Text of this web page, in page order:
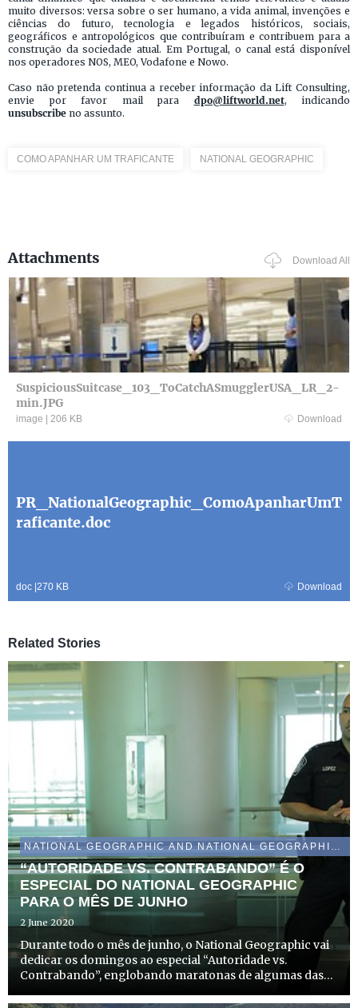
muito diversos: versa sobre o ser humano, a vida animal, invenções e
ciências do futuro, tecnologia e legados históricos, sociais,
geográficos e antropológicos que contribuíram e contribuem para a
construção da sociedade atual. Em Portugal, o canal está disponível
nos operadores NOS, MEO, Vodafone e Nowo.
Caso não pretenda continua a receber informação da Lift Consulting,
envie por favor mail para dpo@liftworld.net, indicando
unsubscribe no assunto.
COMO APANHAR UM TRAFICANTE NATIONAL GEOGRAPHIC
Attachments Download All
SuspiciousSuitcase_103_ToCatchASmugglerUSA_LR_2-
min.JPG
image | 206 KB Download
PR_NationalGeographic_ComoApanharUmT
raficante.doc
doc |270 KB Download
Related Stories
“AUTORIDADE VS. CONTRABANDO” É O
ESPECIAL DO NATIONAL GEOGRAPHIC
PARA O MÊS DE JUNHO
2 June 2020
Durante todo o mês de junho, o National Geographic vai
dedicar os domingos ao especial “Autoridade vs.
Contrabando”, englobando maratonas de algumas das